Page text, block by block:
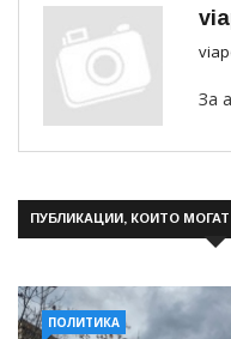
За
ПУБЛИКАЦИИ, КОИТО
ПОЛИТИКА